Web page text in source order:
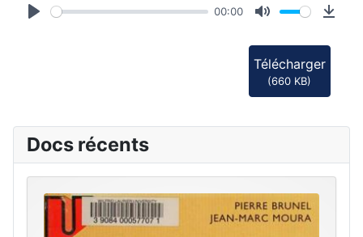
00:00
Télécharger
(660 KB)
Docs récents